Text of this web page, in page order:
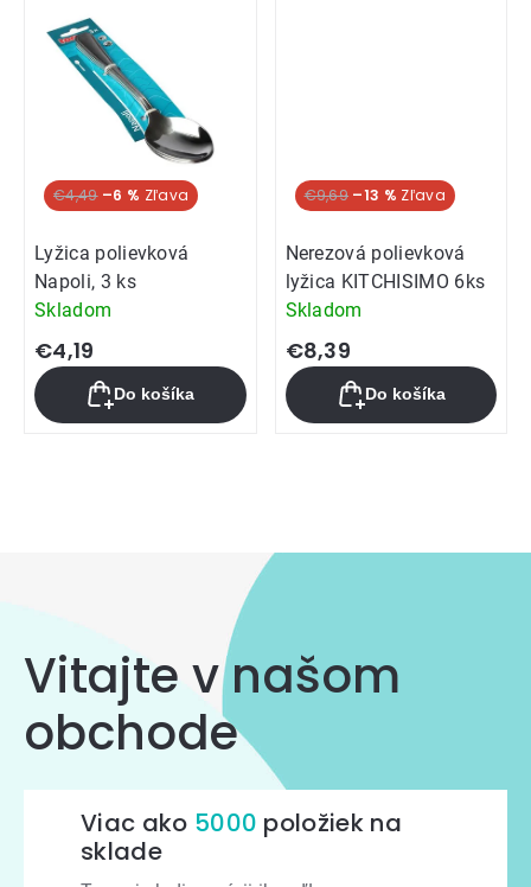
€4,49 –6 %
Lyžica polievková
Napoli, 3 ks
Skladom
€4,19
Do košíka
€9,69 –13 %
Nerezová polievková
lyžica KITCHISIMO 6ks
Skladom
€8,39
Do košíka
prvky
výpisu
Vitajte v našom
obchode
Viac ako 5000 položiek na
sklade